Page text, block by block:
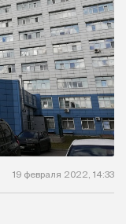
19 февраля 2022, 14:33